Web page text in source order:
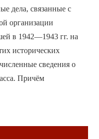
дела, связанные с
организации
в 1942—1943 гг. на
исторических
сведения о
Причём